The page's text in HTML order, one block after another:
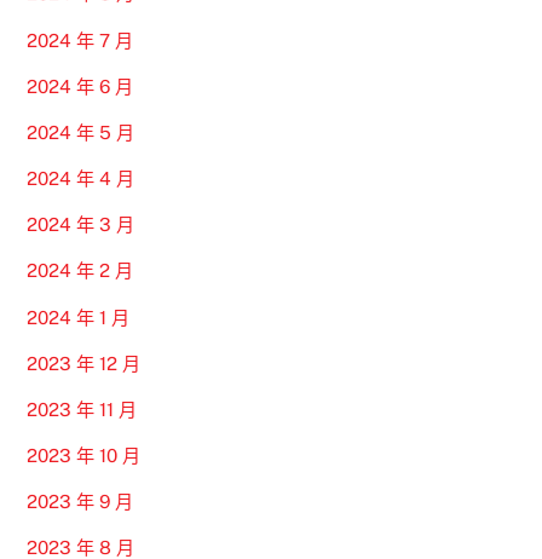
2024 年 7 月
2024 年 6 月
2024 年 5 月
2024 年 4 月
2024 年 3 月
2024 年 2 月
2024 年 1 月
2023 年 12 月
2023 年 11 月
2023 年 10 月
2023 年 9 月
2023 年 8 月